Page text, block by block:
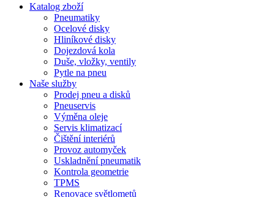
Katalog zboží
Pneumatiky
Ocelové disky
Hliníkové disky
Dojezdová kola
Duše, vložky, ventily
Pytle na pneu
Naše služby
Prodej pneu a disků
Pneuservis
Výměna oleje
Servis klimatizací
Čištění interiérů
Provoz automyček
Uskladnění pneumatik
Kontrola geometrie
TPMS
Renovace světlometů